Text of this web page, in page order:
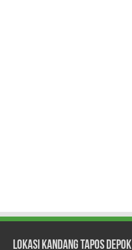
Lokasi Kandang Tapos Depok